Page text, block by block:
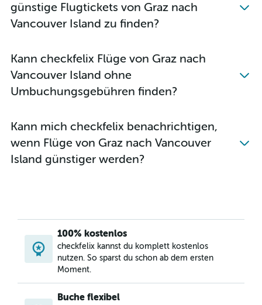
günstige Flugtickets von Graz nach
Vancouver Island zu finden?
Kann checkfelix Flüge von Graz nach
Vancouver Island ohne
Umbuchungsgebühren finden?
Kann mich checkfelix benachrichtigen,
wenn Flüge von Graz nach Vancouver
Island günstiger werden?
100% kostenlos
checkfelix kannst du komplett kostenlos
nutzen. So sparst du schon ab dem ersten
Moment.
Buche flexibel